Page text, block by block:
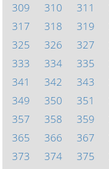
309
310 311
317
318 319
325
326 327
333
334 335
341
342 343
349
350 351
357
358 359
365
366 367
373
374 375